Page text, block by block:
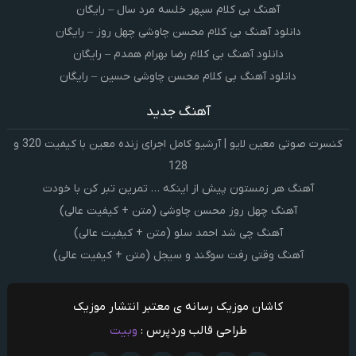
آهنگ بی کلام سپهر خلسه مرد سال – رایگان
دانلود آهنگ بی کلام محسن چاوشی چهل روز – رایگان
دانلود آهنگ بی کلام رضا بهرام همدم – رایگان
دانلود آهنگ بی کلام محسن چاوشی حسین – رایگان
آهنگ جدید
کنسرت صوتی معین لایو | آرشیو کامل اجرای زنده معین با کیفیت 320 و
128
آهنگ هر زمستون پیش از اینکه … تمرین تبر کن با خودت
آهنگ چهل روز محسن چاوشی (متن + کیفیت عالی)
آهنگ چی شد احمد سلو (متن + کیفیت عالی)
آهنگ وقتی رفت سوگند و سیجل (متن + کیفیت عالی)
کاشان موزیک رسانه ی معتبر انتشار موزیک
طراحی قالب وردپرس : وبیت